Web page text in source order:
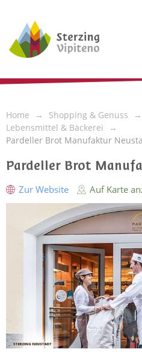
Home Shopping & Genuss
Lebensmittel & Bäckerei
Pardeller Brot Manufaktur
Pardeller Brot
Zur Website Auf Karte